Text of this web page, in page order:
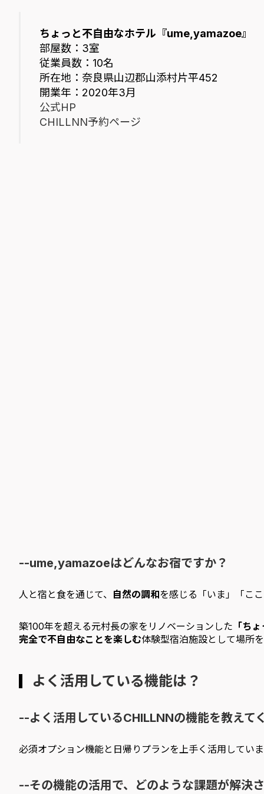
ちょっと不自由なホテル『ume,yamazoe』
部屋数：3室
従業員数：10名
所在地：奈良県山辺郡山添村片平452
開業年：2020年3月
公式HP
CHILLNN予約ページ
--ume,yamazoeはどんなお宿ですか？
人と宿と食を通じて、 自然の調和を感じる「いま」「こ
築100年を超える元村長の家をリノベーションした 「ち
完全で不自由なことを楽しむ体験型宿泊施設として場所
よく活用している機能は？
--よく活用しているCHILLNNの機能を教えて
必須オプション機能と日帰りプランを上手く活用してい
--その機能の活用で、どのような課題が解決